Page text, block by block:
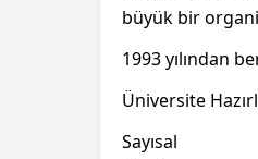
büyük bir
1993 yılından
Üniversite
Sayısal